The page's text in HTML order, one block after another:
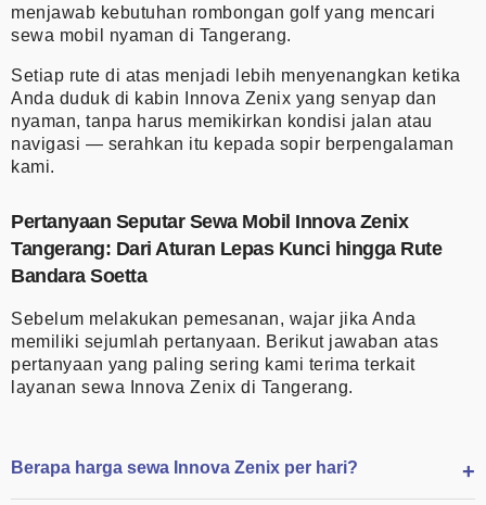
menjawab kebutuhan rombongan golf yang mencari
sewa mobil nyaman di Tangerang.
Setiap rute di atas menjadi lebih menyenangkan ketika
Anda duduk di kabin Innova Zenix yang senyap dan
nyaman, tanpa harus memikirkan kondisi jalan atau
navigasi — serahkan itu kepada sopir berpengalaman
kami.
Pertanyaan Seputar Sewa Mobil Innova Zenix
Tangerang: Dari Aturan Lepas Kunci hingga Rute
Bandara Soetta
Sebelum melakukan pemesanan, wajar jika Anda
memiliki sejumlah pertanyaan. Berikut jawaban atas
pertanyaan yang paling sering kami terima terkait
layanan sewa Innova Zenix di Tangerang.
Berapa harga sewa Innova Zenix per hari?